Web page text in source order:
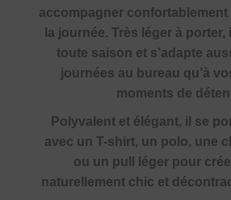
accompagner
la journée. Très léger à porter,
toute saison et s’adapte
journées au bureau qu’à
moments de
Polyvalent et élégant, il se
avec un T-shirt, un polo, une
ou un pull léger pour
naturellement chic et